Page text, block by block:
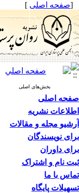
[صفحه اصلی ]
بخش‌های اصلی
صفحه اصلی
اطلاعات نشریه
آرشیو مجله و مقالات
برای نویسندگان
برای داوران
ثبت نام و اشتراک
تماس با ما
تسهیلات پایگاه